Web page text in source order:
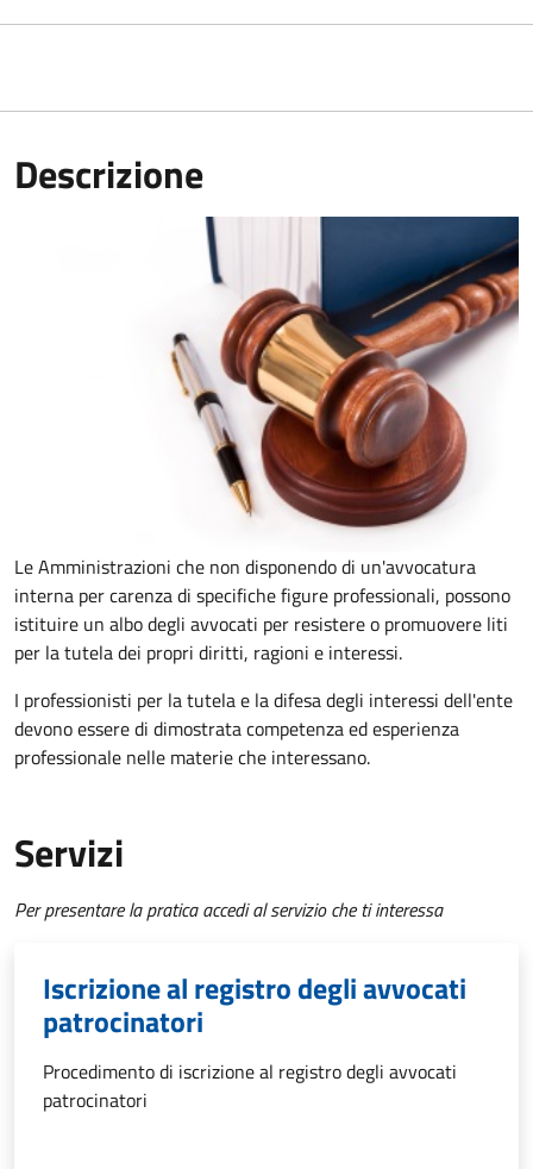
Descrizione
Le Amministrazioni che non disponendo di un'avvocatura
interna per carenza di specifiche figure professionali, possono
istituire un albo degli avvocati per resistere o promuovere liti
per la tutela dei propri diritti, ragioni e interessi.
I professionisti per la tutela e la difesa degli interessi dell'ente
devono essere di dimostrata competenza ed esperienza
professionale nelle materie che interessano.
Servizi
Per presentare la pratica accedi al servizio che ti interessa
Iscrizione al registro degli avvocati
patrocinatori
Procedimento di iscrizione al registro degli avvocati
patrocinatori